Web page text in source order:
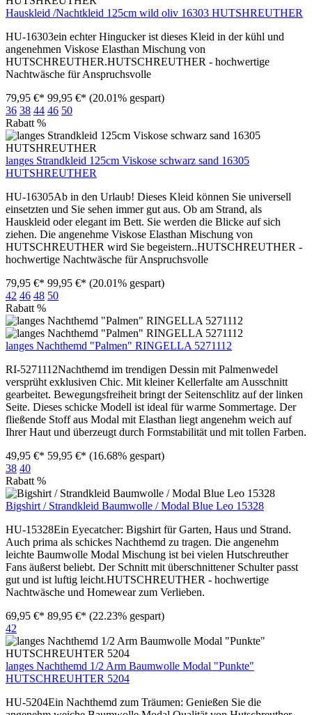
Hauskleid /Nachtkleid 125cm wild oliv 16303 HUTSHREUTHER
HU-16303ein echter Hingucker ist dieses Kleid in der kühl und
angenehmen Viskose Elasthan Mischung von
HUTSCHREUTHER.HUTSCHREUTHER - hochwertige
Nachtwäsche für Anspruchsvolle
79,95 €* 99,95 €* (20.01% gespart)
36 38 44 46 50
Rabatt %
langes Strandkleid 125cm Viskose schwarz sand 16305
HUTSHREUTHER
HU-16305Ab in den Urlaub! Dieses Kleid können Sie universell
einsetzten und Sie sehen immer gut aus. Ob am Strand, als
Hauskleid oder elegant im Bett. Sie werden die Blicke auf sich
ziehen. Die angenehme Viskose Elasthan Mischung von
HUTSCHREUTHER wird Sie begeistern..HUTSCHREUTHER -
hochwertige Nachtwäsche für Anspruchsvolle
79,95 €* 99,95 €* (20.01% gespart)
42 46 48 50
Rabatt %
langes Nachthemd "Palmen" RINGELLA 5271112
RI-5271112Nachthemd im trendigen Dessin mit Palmenwedel
versprüht exklusiven Chic. Mit kleiner Kellerfalte am Ausschnitt
gearbeitet. Bewegungsfreiheit bringt der Seitenschlitz auf der linken
Seite. Dieses schicke Modell ist ideal für warme Sommertage. Der
fließende Stoff aus Modal mit Elasthan liegt angenehm weich auf
Ihrer Haut und überzeugt durch Formstabilität und mit tollen Farben.
49,95 €* 59,95 €* (16.68% gespart)
38 40
Rabatt %
Bigshirt / Strandkleid Baumwolle / Modal Blue Leo 15328
HU-15328Ein Eyecatcher: Bigshirt für Garten, Haus und Strand.
Auch prima als schickes Nachthemd zu tragen. Die angenehm
leichte Baumwolle Modal Mischung ist bei vielen Hutschreuther
Fans äußerst beliebt. Der Schnitt mit überschnittener Schulter passt
gut und ist luftig leicht.HUTSCHREUTHER - hochwertige
Nachtwäsche und Homewear zum Verlieben.
69,95 €* 89,95 €* (22.23% gespart)
42
langes Nachthemd 1/2 Arm Baumwolle Modal "Punkte"
HUTSCHREUHTER 5204
HU-5204Ein Nachthemd zum Träumen: Genießen Sie die